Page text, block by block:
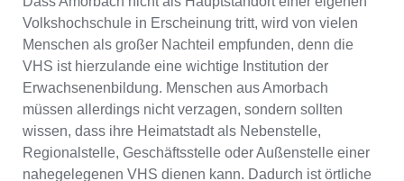
3 Tipps für Interessierte aus Amorbach an
VHS-Kursen
VHS Amorbach Kurse und Umgebung
VHS Amorbach – Öffnungszeiten und
Telefonnummer
Online-Kurse – Alternative Angebote zu einem
Kurs an der VHS
Top-Kurse an der Abendschule Amorbach
Volkshochschule in Erscheinung tritt, wird von vielen
Menschen als großer Nachteil empfunden, denn die
VHS ist hierzulande eine wichtige Institution der
Erwachsenenbildung. Menschen aus Amorbach
müssen allerdings nicht verzagen, sondern sollten
wissen, dass ihre Heimatstadt als Nebenstelle,
Regionalstelle, Geschäftsstelle oder Außenstelle einer
nahegelegenen VHS dienen kann. Dadurch ist örtliche